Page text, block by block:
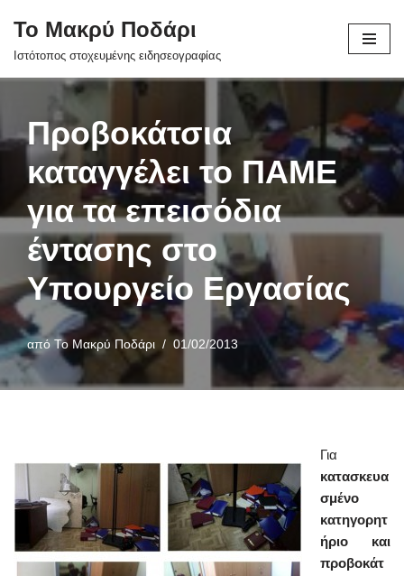
Μεταπηδήστε
περιεχόμενο
Το Μακρύ Ποδάρι
Ιστότοπος στοχευμένης ειδησεογραφίας
Προβοκάτσια
καταγγέλει το ΠΑΜΕ
για τα επεισόδια
έντασης στο
Υπουργείο Εργασίας
από Το Μακρύ Ποδάρι 01/02/2013
Για
κατασκευα
σμένο
κατηγορητ
ήριο και
προβοκάτ